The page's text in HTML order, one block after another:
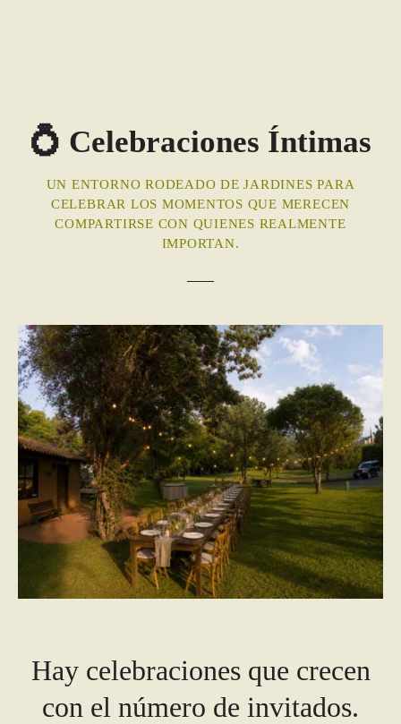
💍 Celebraciones Íntimas
UN ENTORNO RODEADO DE JARDINES PARA
CELEBRAR LOS MOMENTOS QUE MERECEN
COMPARTIRSE CON QUIENES REALMENTE
IMPORTAN.
Hay celebraciones que crecen
con el número de invitados.